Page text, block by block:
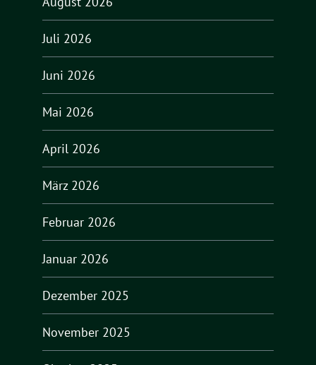
Juli 2026
Juni 2026
Mai 2026
April 2026
März 2026
Februar 2026
Januar 2026
Dezember 2025
November 2025